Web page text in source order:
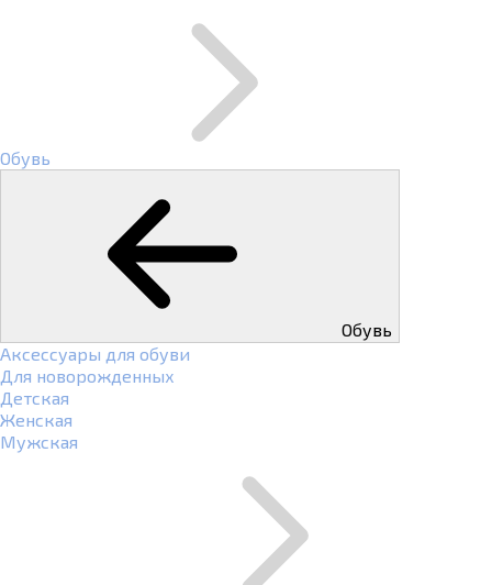
Обувь
Обувь
Аксессуары для обуви
Для новорожденных
Детская
Женская
Мужская